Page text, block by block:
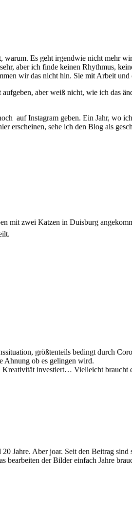
Es geht irgendwie nicht mehr
aber ich finde keinen Rhythmus,
wir das nicht hin. Sie mit Arbeit
aber weiß nicht, wie ich das
auf Instagram geben. Ein Jahr, wo
erscheinen, sehe ich den Blog als
mit zwei Katzen in Duisburg
größtenteils bedingt durch
Ahnung ob es gelingen wird.
investiert… Vielleicht braucht
Jahre. Aber joar. Seit den Beitrag
bearbeiten der Bilder einfach Jahre